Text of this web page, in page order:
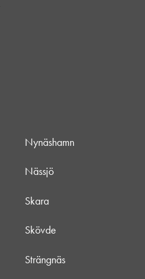
Nynäshamn
Nässjö
Skara
Skövde
Strängnäs